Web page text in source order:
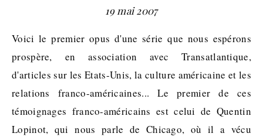
19 mai 2007
Voici le premier opus d'une série que nous espérons
prospère, en association avec Transatlantique,
d'articles sur les Etats-Unis, la culture américaine et les
relations franco-américaines... Le premier de ces
témoignages franco-américains est celui de Quentin
Lopinot, qui nous parle de Chicago, où il a vécu